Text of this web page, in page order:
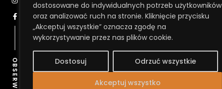
dostosowane do indywidualnych potrzeb użytkowników
oraz analizować ruch na stronie. Kliknięcie przycisku
„Akceptuj wszystkie” oznacza zgodę na
wykorzystywanie przez nas plików cookie.
Dostosuj Odrzuć wszystkie
Akceptuj wszystko
OBSERWUJ